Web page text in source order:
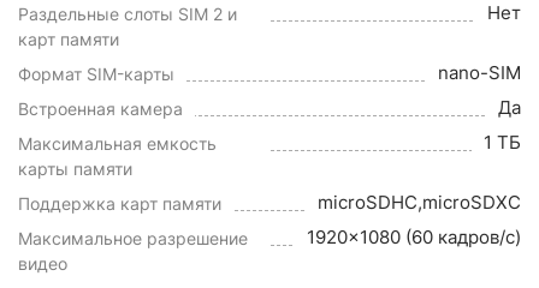
Раздельные слоты SIM 2 и
карт памяти
Нет
Формат SIM-карты nano-SIM
Встроенная камера Да
Максимальная емкость
карты памяти
1 ТБ
Поддержка карт памяти microSDHC,microSDXC
Максимальное разрешение
видео
1920x1080 (60 кадров/с)